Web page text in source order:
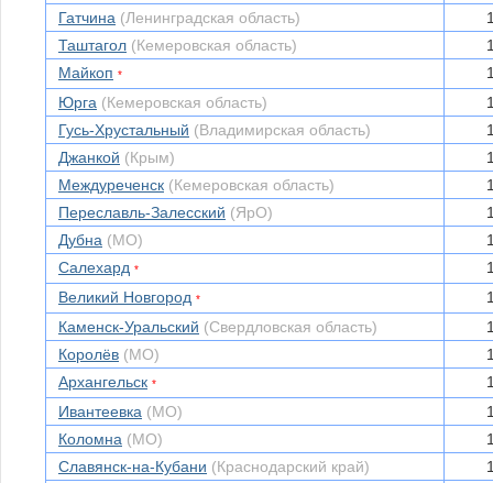
Гатчина (Ленинградская область)
Таштагол (Кемеровская область)
Майкоп *
Юрга (Кемеровская область)
Гусь-Хрустальный (Владимирская область)
Джанкой (Крым)
Междуреченск (Кемеровская область)
Переславль-Залесский (ЯрО)
Дубна (МО)
Салехард *
Великий Новгород *
Каменск-Уральский (Свердловская область)
Королёв (МО)
Архангельск *
Ивантеевка (МО)
Коломна (МО)
Славянск-на-Кубани (Краснодарский край)